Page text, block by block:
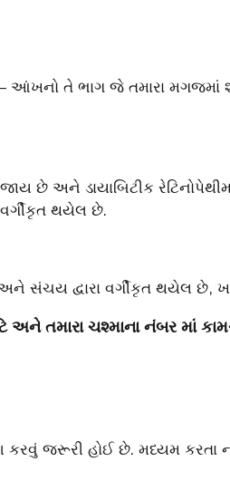
તે ભાગ જે તમારા મગજમાં
જાય છે અને ડાયાબિટીક
વર્ગીકૃત થયેલ છે.
દ્વારા વર્ગીકૃત થયેલ છે,
અને તમારા ચશ્માના નંબર
જરૂરી હોઈ છે. મધ્યમ